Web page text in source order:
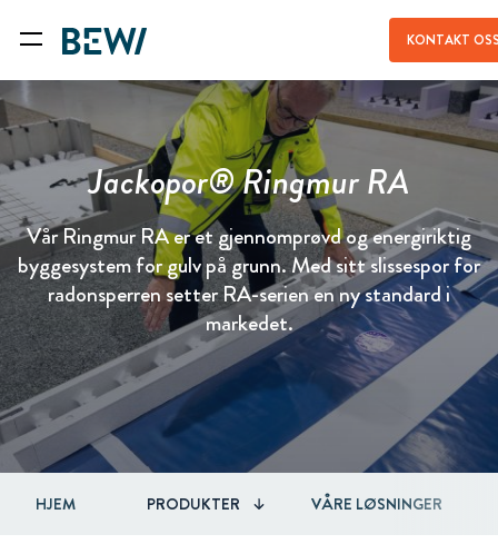
KONTAKT
Jackopor® Ringmur RA
Vår Ringmur RA er et gjennomprøvd og energiriktig
byggesystem for gulv på grunn. Med sitt slissespor for
radonsperren setter RA-serien en ny standard i
markedet.
HJEM PRODUKTER VÅRE LØSNINGER